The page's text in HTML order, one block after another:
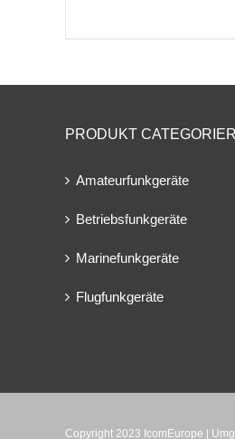
PRODUKT
Amateurfunkgeräte
Betriebsfunkgeräte
Marinefunkgeräte
Flugfunkgeräte
Copyright 2023 IcomEurope |